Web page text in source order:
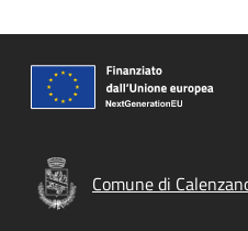
Comune di